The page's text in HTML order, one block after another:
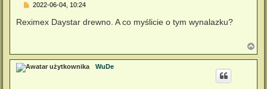
P
s
t
2022-06-04, 10:24
Reximex Daystar drewno. A co myślicie o tym wynalazku?
a
g
WuDe